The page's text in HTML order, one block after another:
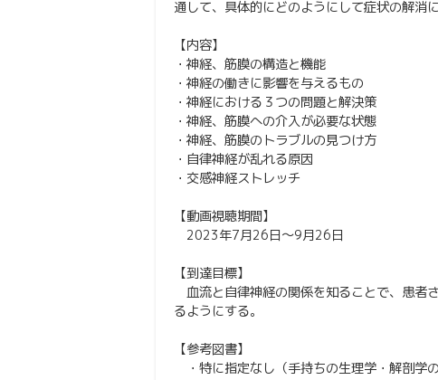
通して、具体的にどのようにして症状の解消
【内容】
・神経、筋膜の構造と機能
・神経の働きに影響を与えるもの
・神経における３つの問題と解決策
・神経、筋膜への介入が必要な状態
・神経、筋膜のトラブルの見つけ方
・自律神経が乱れる原因
・交感神経ストレッチ
【動画視聴期間】
2023年7月26日〜9月26日
【到達目標】
血流と自律神経の関係を知ることで、患者
るようにする。
【参考図書】
・特に指定なし（手持ちの生理学・解剖学